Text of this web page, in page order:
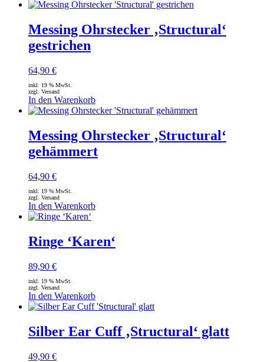
Messing Ohrstecker ‚Structural‘
gestrichen
64,90 €
inkl. 19 % MwSt.
zzgl. Versand
In den Warenkorb
Messing Ohrstecker ‚Structural‘
gehämmert
64,90 €
inkl. 19 % MwSt.
zzgl. Versand
In den Warenkorb
Ringe ‘Karen‘
89,90 €
inkl. 19 % MwSt.
zzgl. Versand
In den Warenkorb
Silber Ear Cuff ‚Structural‘ glatt
49,90 €